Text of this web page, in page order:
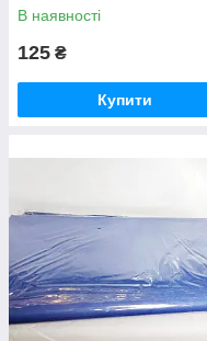
В наявності
125 ₴
Купити